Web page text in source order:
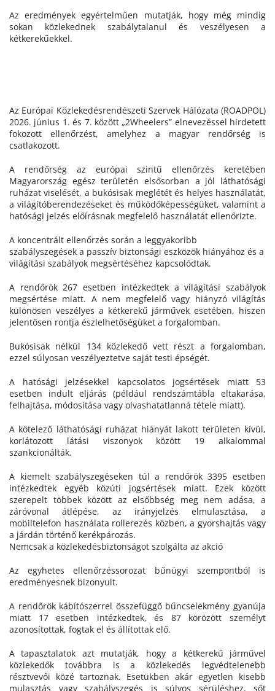
Az eredmények egyértelműen mutatják, hogy még mindig
sokan közlekednek szabálytalanul és veszélyesen a
kétkerekűekkel.
Az Európai Közlekedésrendészeti Szervek Hálózata (ROADPOL)
2026. június 1. és 7. között „2Wheelers” elnevezéssel hirdetett
fokozott ellenőrzést, amelyhez a magyar rendőrség is
csatlakozott.
A rendőrség az európai szintű ellenőrzés keretében
Magyarország egész területén elsősorban a jól láthatósági
ruházat viselését, a bukósisak meglétét és helyes használatát,
a világítóberendezéseket és működőképességüket, valamint a
hatósági jelzés előírásnak megfelelő használatát ellenőrizte.
A koncentrált ellenőrzés során a leggyakoribb
szabályszegések a passzív biztonsági eszközök hiányához és a
világítási szabályok megsértéséhez kapcsolódtak.
A rendőrök 267 esetben intézkedtek a világítási szabályok
megsértése miatt. A nem megfelelő vagy hiányzó világítás
különösen veszélyes a kétkerekű járművek esetében, hiszen
jelentősen rontja észlelhetőségüket a forgalomban.
Bukósisak nélkül 134 közlekedő vett részt a forgalomban,
ezzel súlyosan veszélyeztetve saját testi épségét.
A hatósági jelzésekkel kapcsolatos jogsértések miatt 53
esetben indult eljárás (például rendszámtábla eltakarása,
felhajtása, módosítása vagy olvashatatlanná tétele miatt).
A kötelező láthatósági ruházat hiányát lakott területen kívül,
korlátozott látási viszonyok között 19 alkalommal
szankcionálták.
A kiemelt szabályszegéseken túl a rendőrök 3395 esetben
intézkedtek egyéb közúti jogsértések miatt. Ezek között
szerepelt többek között az elsőbbség meg nem adása, a
záróvonal átlépése, az irányjelzés elmulasztása, a
mobiltelefon használata rollerezés közben, a gyorshajtás vagy
a járdán történő kerékpározás.
Nemcsak a közlekedésbiztonságot szolgálta az akció
Az egyhetes ellenőrzéssorozat bűnügyi szempontból is
eredményesnek bizonyult.
A rendőrök kábítószerrel összefüggő bűncselekmény gyanúja
miatt 17 esetben intézkedtek, és 87 körözött személyt
azonosítottak, fogtak el és állítottak elő.
A tapasztalatok azt mutatják, hogy a kétkerekű járművel
közlekedők továbbra is a közlekedés legvédtelenebb
résztvevői közé tartoznak. Esetükben akár egyetlen kisebb
mulasztás vagy szabályszegés is súlyos sérüléshez, sőt